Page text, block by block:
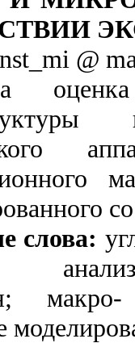
@
слова: